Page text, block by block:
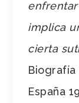
implica
cierta
Biografía
España